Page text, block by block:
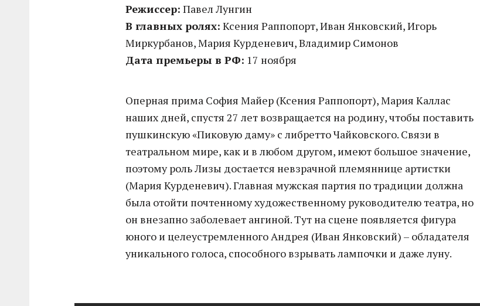
Режиссер: Павел Лунгин
В главных ролях: Ксения Раппопорт, Иван Янковский, Игорь
Миркурбанов, Мария Курденевич, Владимир Симонов
Дата премьеры в РФ: 17 ноября
Оперная прима София Майер (Ксения Раппопорт), Мария Каллас
наших дней, спустя 27 лет возвращается на родину, чтобы поставить
пушкинскую «Пиковую даму» с либретто Чайковского. Связи в
театральном мире, как и в любом другом, имеют большое значение,
поэтому роль Лизы достается невзрачной племяннице артистки
(Мария Курденевич). Главная мужская партия по традиции должна
была отойти почтенному художественному руководителю театра, но
он внезапно заболевает ангиной. Тут на сцене появляется фигура
юного и целеустремленного Андрея (Иван Янковский) – обладателя
уникального голоса, способного взрывать лампочки и даже луну.